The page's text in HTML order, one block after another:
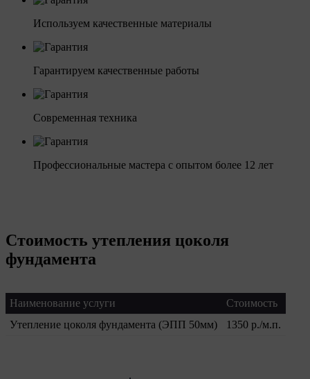
Используем качественные материалы
Гарантируем качественные работы
Современная техника
Профессиональные мастера с опытом более 12 лет
Стоимость утепления цоколя
фундамента
Наименование услуги
Стоимость
Утепление цоколя фундамента (ЭПП 50мм)
1350 р./м.п.